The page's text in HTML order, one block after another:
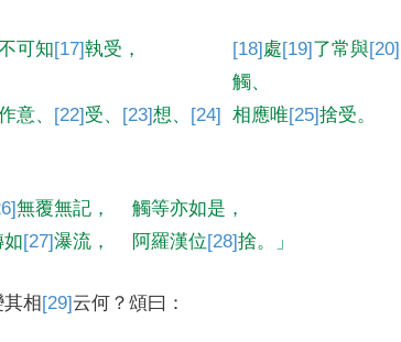
可知[17]執受 ， [18]處[19]了常與[20]
觸、
意、 [22]受、 [23]想、 [24] 相應唯[25]捨受。
無覆無記 ， 觸等亦如是 ，
如[27]瀑流 ， 阿羅漢位[28]捨。」
相[29]云何 ？ 頌曰 ：